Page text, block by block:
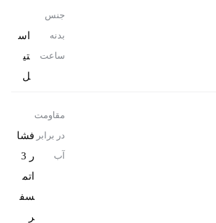
جنس
بدنه
ساعت
اس
تی
ل
مقاومت
در برابر
آب
فشا
ر 3
اتم
سف
ر